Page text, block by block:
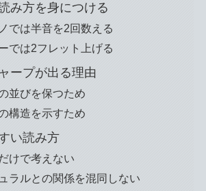
み方を身につける
では半音を2回数える
では2フレット上げる
ープが出る理由
並びを保つため
構造を示すため
い読み方
けで考えない
ラルとの関係を混同しない